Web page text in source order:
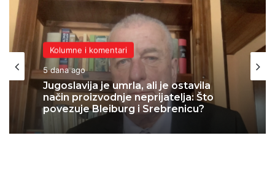
Kolumne i komentari
5 dana ago
Kolumne i komentari
6 dana ago
KAKVA VREMENA: J.K. Rowling
otvorila centar za pomoć silovanim
ženama, Amnesty ga proglasio
“problematičnim”